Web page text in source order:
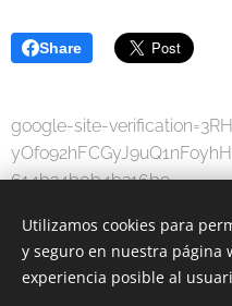
Share
google-site-
614b34b0b4b316b9
Utilizamos cookies para
y seguro en nuestra página
experiencia posible al